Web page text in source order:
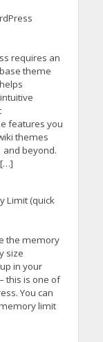
requires an
theme
features you
themes
beyond.
Limit (quick
the memory
size
in your
this is one of
You can
limit